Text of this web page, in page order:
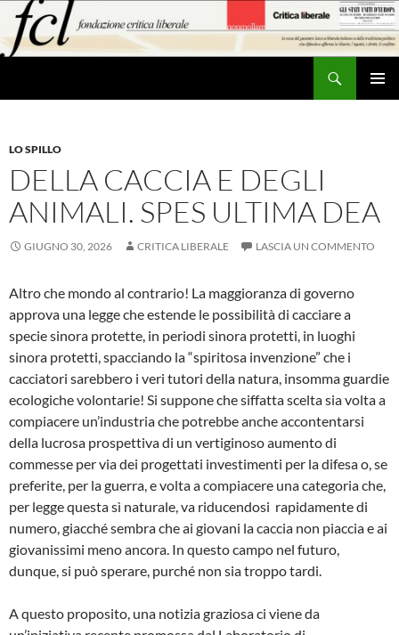
contenuto
LO SPILLO
DELLA CACCIA E DEGLI
ANIMALI. SPES ULTIMA DEA
GIUGNO 30, 2026 CRITICA LIBERALE LASCIA UN COMMENTO
Altro che mondo al contrario! La maggioranza di governo
approva una legge che estende le possibilità di cacciare a
specie sinora protette, in periodi sinora protetti, in luoghi
sinora protetti, spacciando la “spiritosa invenzione” che i
cacciatori sarebbero i veri tutori della natura, insomma guardie
ecologiche volontarie! Si suppone che siffatta scelta sia volta a
compiacere un’industria che potrebbe anche accontentarsi
della lucrosa prospettiva di un vertiginoso aumento di
commesse per via dei progettati investimenti per la difesa o, se
preferite, per la guerra, e volta a compiacere una categoria che,
per legge questa sì naturale, va riducendosi rapidamente di
numero, giacché sembra che ai giovani la caccia non piaccia e ai
giovanissimi meno ancora. In questo campo nel futuro,
dunque, si può sperare, purché non sia troppo tardi.
A questo proposito, una notizia graziosa ci viene da